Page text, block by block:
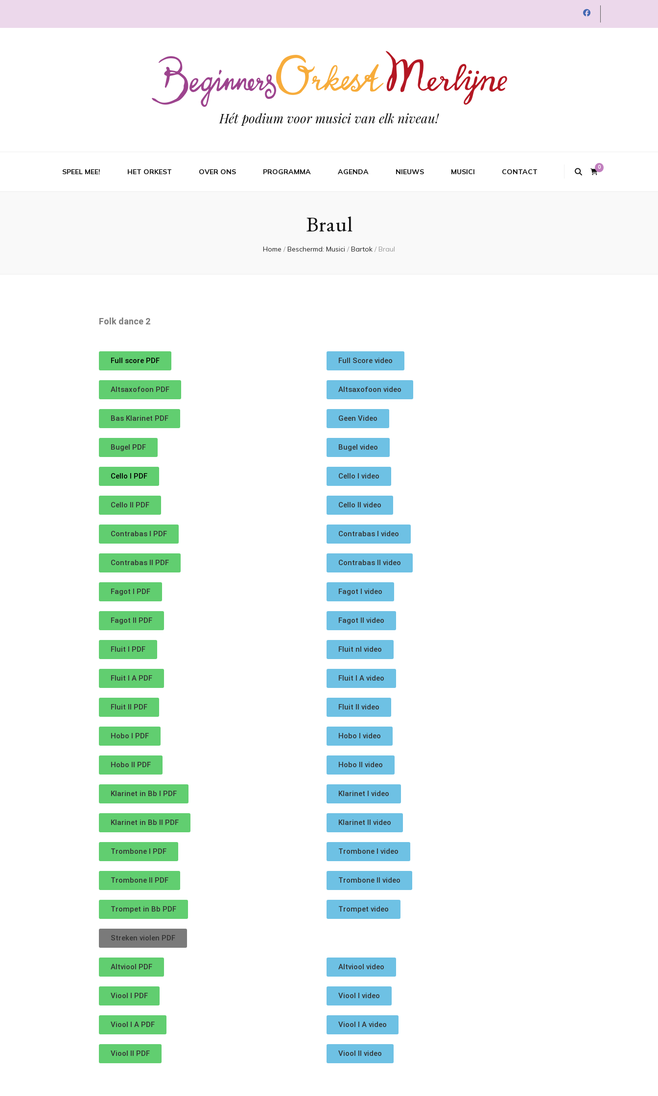
Hét podium voor musici van elk niveau!
SPEEL MEE! HET ORKEST OVER ONS PROGRAMMA AGENDA NIEUWS MUSICI CONTACT
0
Braul
Home / Beschermd: Musici / Bartok / Braul
Folk dance 2
Full score PDF Full Score video
Altsaxofoon PDF Altsaxofoon video
Bas Klarinet PDF Geen Video
Bugel PDF Bugel video
Cello I PDF Cello I video
Cello II PDF Cello II video
Contrabas I PDF Contrabas I video
Contrabas II PDF Contrabas II video
Fagot I PDF Fagot I video
Fagot II PDF Fagot II video
Fluit I PDF Fluit nI video
Fluit I A PDF Fluit I A video
Fluit II PDF Fluit II video
Hobo I PDF Hobo I video
Hobo II PDF Hobo II video
Klarinet in Bb I PDF Klarinet I video
Klarinet in Bb II PDF Klarinet II video
Trombone I PDF Trombone I video
Trombone II PDF Trombone II video
Trompet in Bb PDF Trompet video
Streken violen PDF
Altviool PDF Altviool video
Viool I PDF Viool I video
Viool I A PDF Viool I A video
Viool II PDF Viool II video